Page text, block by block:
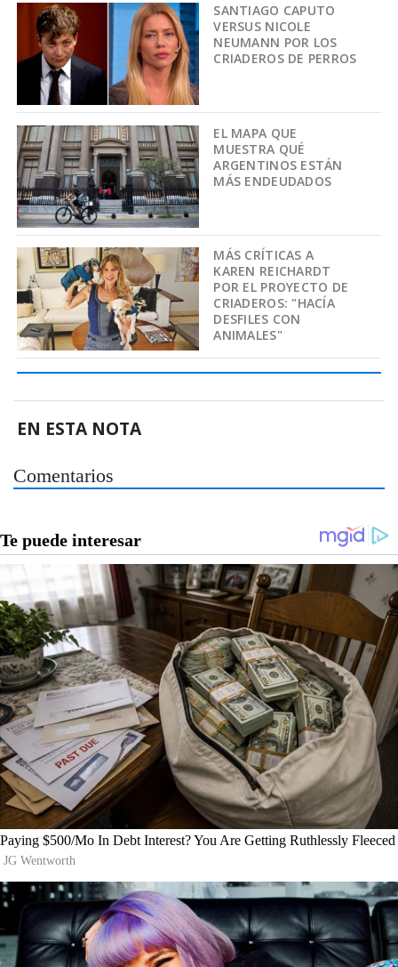
SANTIAGO CAPUTO
VERSUS NICOLE
NEUMANN POR LOS
CRIADEROS DE PERROS
EL MAPA QUE
MUESTRA QUÉ
ARGENTINOS ESTÁN
MÁS ENDEUDADOS
MÁS CRÍTICAS A
KAREN REICHARDT
POR EL PROYECTO DE
CRIADEROS: "HACÍA
DESFILES CON
ANIMALES"
EN ESTA NOTA
Comentarios